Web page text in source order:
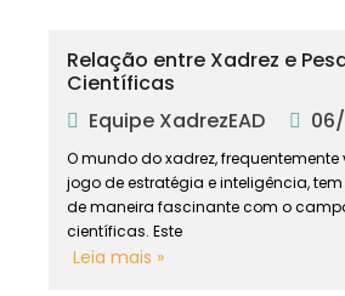
Relação entre Xadrez e
Científicas
Equipe XadrezEAD
O mundo do xadrez,
jogo de estratégia e inteligência,
de maneira fascinante com o
científicas. Este
Leia mais »